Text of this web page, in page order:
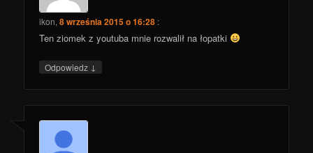
ikon,8 września 2015 o 16:28 :
Ten ziomek z youtuba mnie rozwalił na łopatki
Odpowiedz ↓